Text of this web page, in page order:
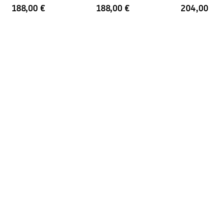
188,00 € 188,00 € 204,00 €